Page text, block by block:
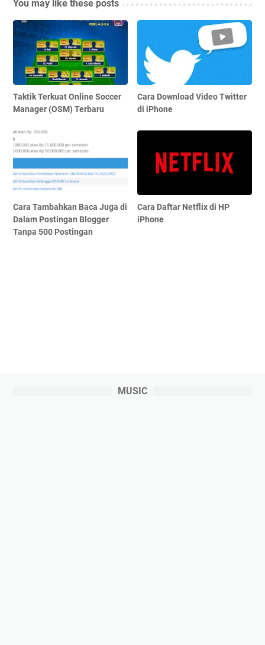
You may like these posts
Taktik Terkuat Online Soccer
Manager (OSM) Terbaru
Cara Download Video Twitter
di iPhone
Cara Tambahkan Baca Juga di
Dalam Postingan Blogger
Tanpa 500 Postingan
Cara Daftar Netflix di HP
iPhone
MUSIC